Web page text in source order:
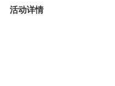
活动详情